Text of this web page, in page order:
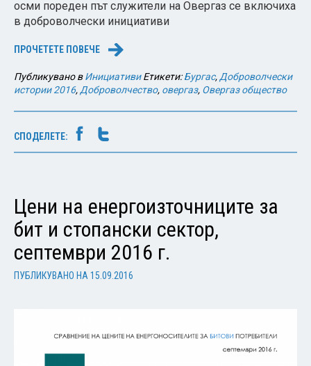
осми пореден път служители на Овергаз се включиха
в доброволчески инициативи
ПРОЧЕТЕТЕ ПОВЕЧЕ →
Публикувано вИнициативи Етикети:Бургас, Доброволчески
истории 2016, Доброволчество, овергаз, Овергаз общество
СПОДЕЛЕТЕ:
Цени на енергоизточниците за
бит и стопански сектор,
септември 2016 г.
ПУБЛИКУВАНО НА 15.09.2016